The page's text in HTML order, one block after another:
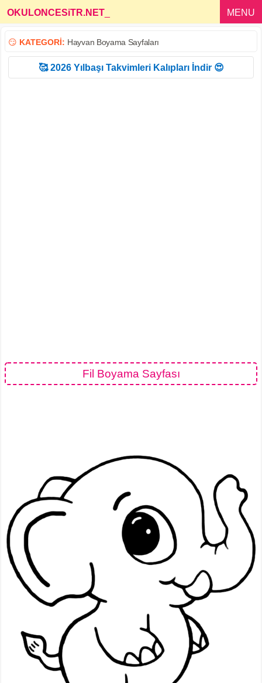
OKULONCESiTR.NET MENU
😏 KATEGORİ: Hayvan Boyama Sayfaları
🥰 2026 Yılbaşı Takvimleri Kalıpları İndir 😍
Fil Boyama Sayfası